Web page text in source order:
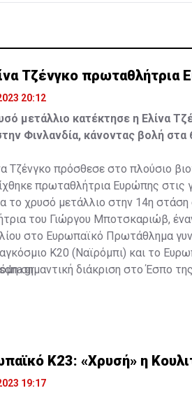
Τζένγκο πρωταθλήτρια
20:12
μετάλλιο κατέκτησε η Ελίνα
Φινλανδία, κάνοντας βολή στα
Τζένγκο πρόσθεσε στο πλούσιο
πρωταθλήτρια Ευρώπης στις
το χρυσό μετάλλιο στην 14η στάση
του Γιώργου Μποτσκαριώβ,
στο Ευρωπαϊκό Πρωτάθλημα
Κ20 (Ναϊρόμπι) και το
σημαντική διάκριση στο Έσπο
Κ23: «Χρυσή» η
19:17